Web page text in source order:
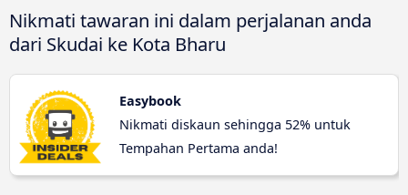
Nikmati tawaran ini dalam perjalanan anda
dari Skudai ke Kota Bharu
Easybook
Nikmati diskaun sehingga 52% untuk
Tempahan Pertama anda!